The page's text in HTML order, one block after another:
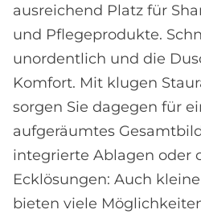
ausreichend Platz für
und Pflegeprodukte.
unordentlich und die
Komfort. Mit klugen
sorgen Sie dagegen für
aufgeräumtes
integrierte Ablagen oder
Ecklösungen: Auch
bieten viele